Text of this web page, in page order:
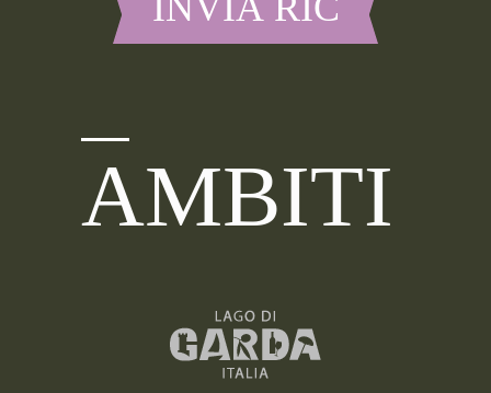
AMBITI